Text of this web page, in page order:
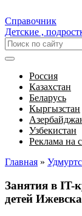
Справочник
Детские ,
Россия
Казахстан
Беларусь
Кыргызстан
Узбекистан
Реклама на
Главная »
Занятия в IT-
детей Ижевска